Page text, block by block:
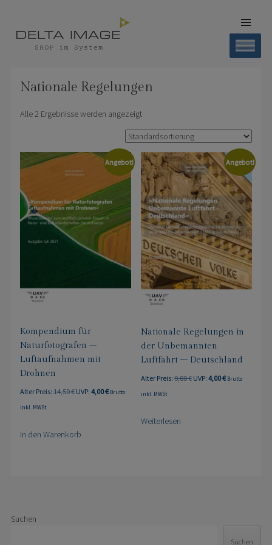
CONTENT
Nationale Regelungen
Alle 2 Ergebnisse werden angezeigt
Angebot!
Kompendium für
Naturfotografen –
Luftaufnahmen mit
Drohnen
Alter Preis: 14,50€ Ursprünglicher
14,50 €
UVP: 4,00€Aktueller
Brutto
inkl. MWSt
In den Warenkorb
Angebot!
Nationale Regelungen in
der Unbemannten
Luftfahrt – Deutschland
Alter Preis:9,80€ Ursprünglicher
UVP: 4,00€Aktueller
Brutto
inkl. MWSt
Weiterlesen
Suchen
Suchen